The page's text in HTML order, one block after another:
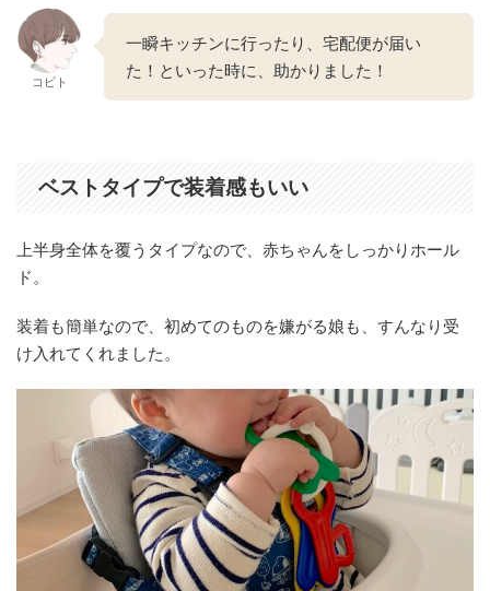
コビト
一瞬キッチンに行ったり、宅配便が届い
た！といった時に、助かりました！
ベストタイプで装着感もいい
上半身全体を覆うタイプなので、赤ちゃんをしっかりホール
ド。
装着も簡単なので、初めてのものを嫌がる娘も、すんなり受
け入れてくれました。